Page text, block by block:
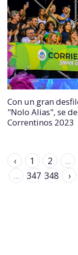
Con un gran
"Nolo Alias", se
Correntinos 2023
‹ 1 2 ...
...
347 348 ›